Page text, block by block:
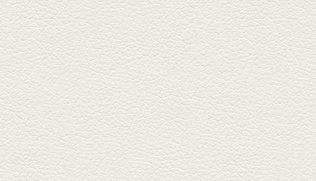
お刺身盛り合わせ＆干物
盛りの七輪焼き
酒場通りの「食楽みかげ」は、
オーナーこだわりの魚料理が味
わえ...
2025年7月25日放送
朝ごはんプレート＆かん
ぱちのカマ(塩焼き)
並木坂では珍しい朝ごはんの店
「コルハコ」で昼飲みの刻。
「銀し...
2025年7月4日放送